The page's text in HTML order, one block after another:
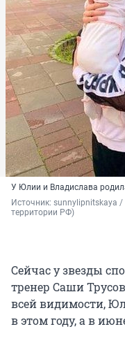
У Юлии и Владислава
Источник: sunnylipnitskaya /
территории РФ)
Сейчас у звезды
тренер Саши
всей видимости,
в этом году, а в